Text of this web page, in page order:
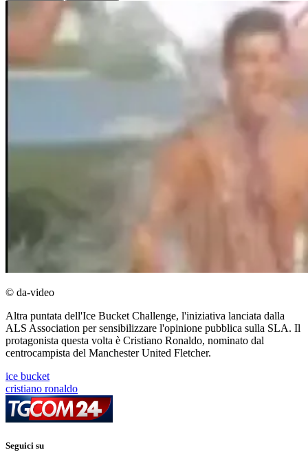
© da-video
Altra puntata dell'Ice Bucket Challenge, l'iniziativa lanciata dalla
ALS Association per sensibilizzare l'opinione pubblica sulla SLA. Il
protagonista questa volta è Cristiano Ronaldo, nominato dal
centrocampista del Manchester United Fletcher.
ice bucket
cristiano ronaldo
Seguici su